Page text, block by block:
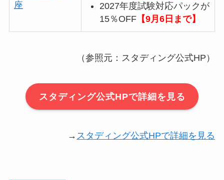
座
2027年度試験対応パックが
15％OFF【9月6日まで】
（参照元：スタディング公式HP）
スタディング公式HPで詳細を見る
→ スタディング公式HPで詳細を見る